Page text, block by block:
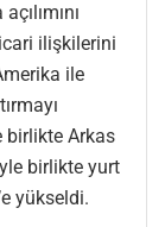
ilişkilerini
ile
birlikte Arkas
birlikte yurt
yükseldi.